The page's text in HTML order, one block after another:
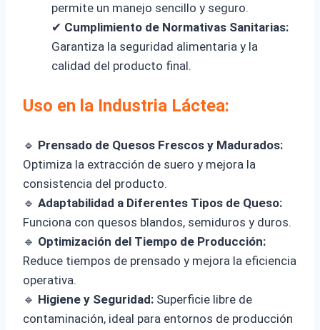
permite un manejo sencillo y seguro.
✔ Cumplimiento de Normativas Sanitarias:
Garantiza la seguridad alimentaria y la
calidad del producto final.
Uso en la Industria Láctea:
🔹 Prensado de Quesos Frescos y Madurados:
Optimiza la extracción de suero y mejora la
consistencia del producto.
🔹 Adaptabilidad a Diferentes Tipos de Queso:
Funciona con quesos blandos, semiduros y duros.
🔹 Optimización del Tiempo de Producción:
Reduce tiempos de prensado y mejora la eficiencia
operativa.
🔹 Higiene y Seguridad: Superficie libre de
contaminación, ideal para entornos de producción